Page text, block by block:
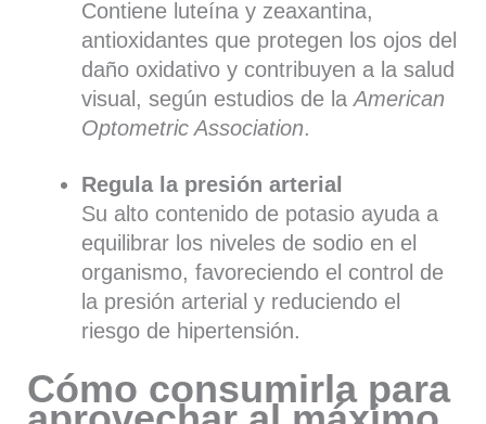
Contiene luteína y zeaxantina,
antioxidantes que protegen los ojos del
daño oxidativo y contribuyen a la salud
visual, según estudios de la American
Optometric Association.
Regula la presión arterial
Su alto contenido de potasio ayuda a
equilibrar los niveles de sodio en el
organismo, favoreciendo el control de
la presión arterial y reduciendo el
riesgo de hipertensión.
Cómo consumirla para